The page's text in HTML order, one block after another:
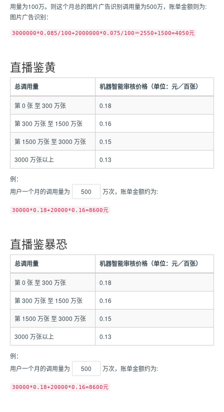
用量为100万。则这个月总的图片广告识别调用量为500万，账单金额则为:
图片广告识别：
3000000*0.085/100+2000000*0.075/100＝2550+1500=4050元
直播鉴黄
总调用量 机器智能审核价格（单位：元／百张）
第 0 张 至 300 万张 0.18
第 300 万张 至 1500 万张 0.16
第 1500 万张 至 3000 万张 0.15
3000 万张以上 0.13
例：
用户一个月的调用量为
500 万次，账单金额约为:
30000*0.18+20000*0.16=8600元
直播鉴暴恐
总调用量 机器智能审核价格（单位：元／百张）
第 0 张 至 300 万张 0.18
第 300 万张 至 1500 万张 0.16
第 1500 万张 至 3000 万张 0.15
3000 万张以上 0.13
例：
用户一个月的调用量为
500 万次，账单金额约为:
30000*0.18+20000*0.16=8600元